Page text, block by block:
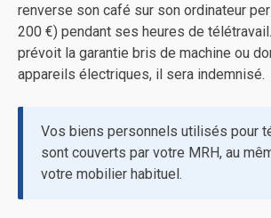
renverse son café sur son ordinateur
200 €) pendant ses heures de
prévoit la garantie bris de machine ou
appareils électriques, il sera indemnisé.
Vos biens personnels utilisés pour
sont couverts par votre MRH, au
votre mobilier habituel.